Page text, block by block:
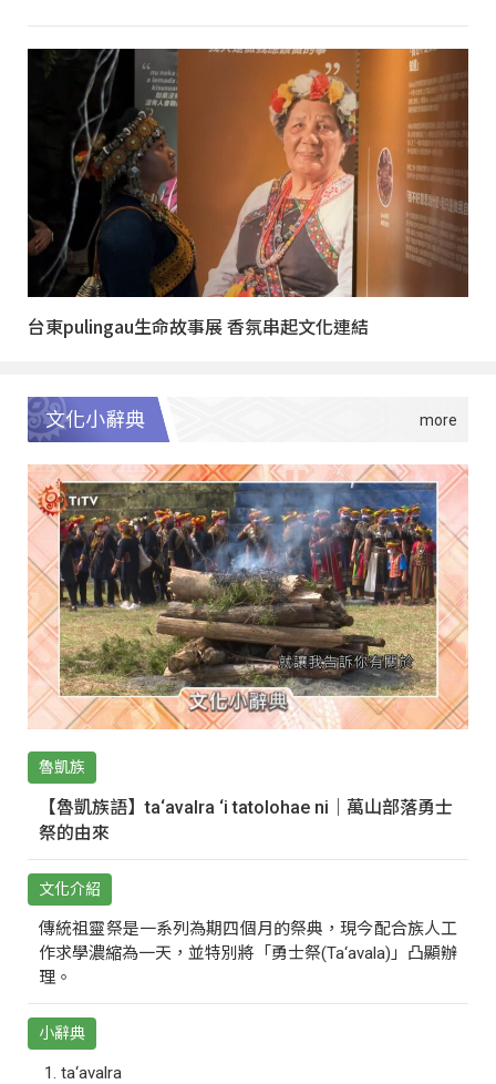
台東pulingau生命故事展 香氛串起文化連結
文化小辭典
魯凱族
【魯凱族語】ta‘avalra ‘i tatolohae ni｜萬山部落勇士
祭的由來
文化介紹
傳統祖靈祭是一系列為期四個月的祭典，現今配合族人工
作求學濃縮為一天，並特別將「勇士祭(Ta‘avala)」凸顯辦
理。
小辭典
ta‘avalra